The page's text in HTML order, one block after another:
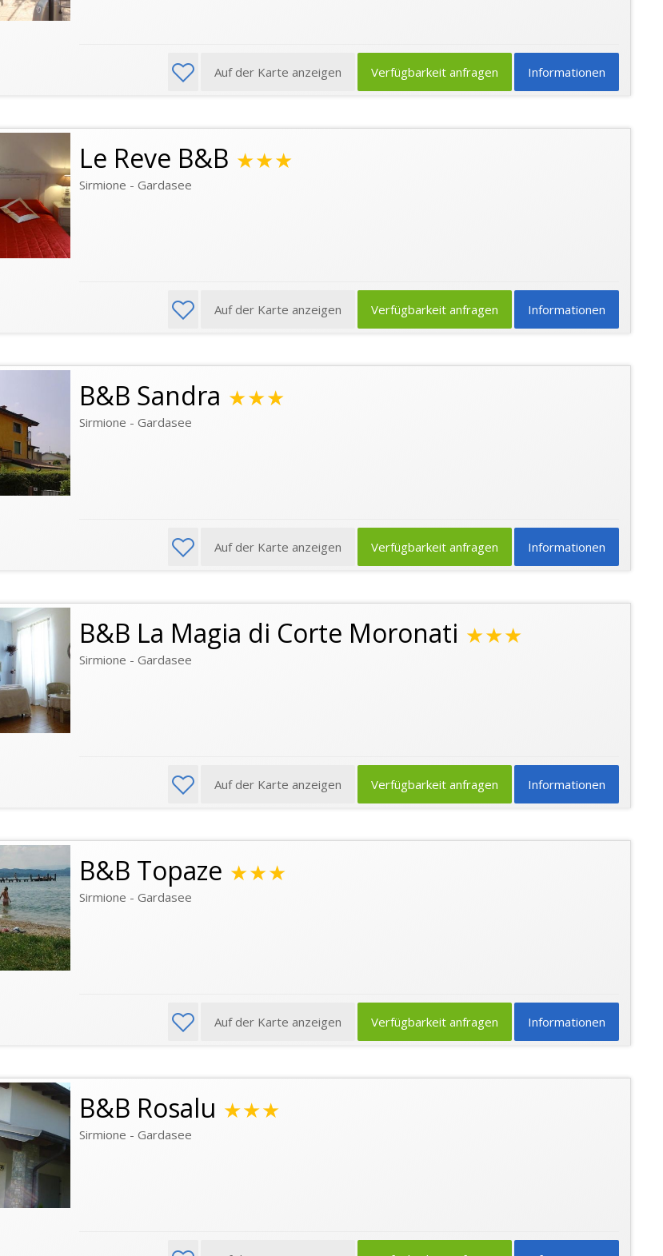
Informationen
Verfügbarkeit anfragen
Auf der Karte anzeigen
Le Reve B&B ★★★
Sirmione - Gardasee
Informationen
Verfügbarkeit anfragen
Auf der Karte anzeigen
B&B Sandra ★★★
Sirmione - Gardasee
Informationen
Verfügbarkeit anfragen
Auf der Karte anzeigen
B&B La Magia di Corte Moronati ★★★
Sirmione - Gardasee
Informationen
Verfügbarkeit anfragen
Auf der Karte anzeigen
B&B Topaze ★★★
Sirmione - Gardasee
Informationen
Verfügbarkeit anfragen
Auf der Karte anzeigen
B&B Rosalu ★★★
Sirmione - Gardasee